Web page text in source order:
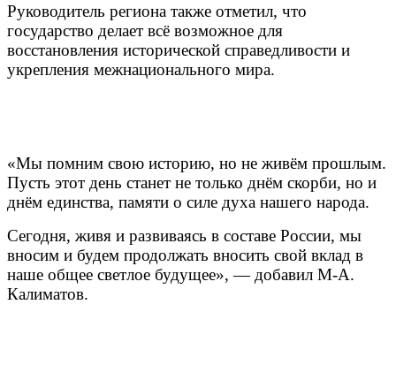
Руководитель региона также отметил, что
государство делает всё возможное для
восстановления исторической справедливости и
укрепления межнационального мира.
«Мы помним свою историю, но не живём прошлым.
Пусть этот день станет не только днём скорби, но и
днём единства, памяти о силе духа нашего народа.
Сегодня, живя и развиваясь в составе России, мы
вносим и будем продолжать вносить свой вклад в
наше общее светлое будущее», — добавил М-А.
Калиматов.